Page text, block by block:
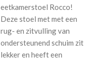
eetkamerstoel Rocco!
Deze stoel met met een
rug- en zitvulling van
ondersteunend schuim zit
lekker en heeft een